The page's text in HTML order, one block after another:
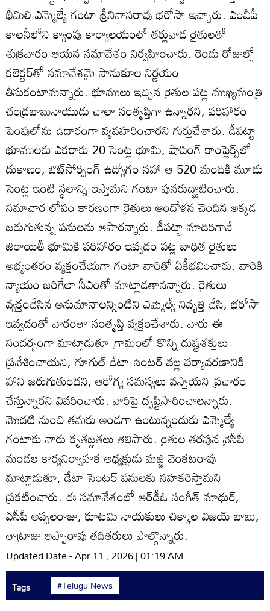
భీమిలి ఎమ్మెల్యే గంటా శ్రీనివాసరావు భరోసా ఇచ్చారు. ఎంవీపీ
కాలనీలోని క్యాంపు కార్యాలయంలో తర్లువాడ రైతులతో
శుక్రవారం ఆయన సమావేశం నిర్వహించారు. రెండు రోజుల్లో
కలెక్టర్‌తో సమావేశమై సానుకూల నిర్ణయం
తీసుకంటామన్నారు. భూములు ఇచ్చిన రైతుల పట్ల ముఖ్యమంత్రి
చంద్రబాబునాయుడు చాలా సంతృప్తిగా ఉన్నారని, పరిహారం
పెంపులోను ఉదారంగా వ్యవహరించారని గుర్తుచేశారు. డీపట్టా
భూములకు ఎకరాకు 20 సెంట్ల భూమి, షాపింగ్‌ కాంప్లెక్స్‌లో
దుకాణం, ఔట్‌సోర్సింగ్‌ ఉద్యోగం సహా ఆ 520 మందికి మూడు
సెంట్ల ఇంటి స్థలాన్ని ఇస్తామని గంటా పునరుద్ఘాటించారు.
సమాచార లోపం కారణంగా రైతులు ఆందోళన చెందిన అక్కడ
జరుగుతున్న పనులను ఆపారన్నారు. డీపట్టా మాదిరిగానే
జిరాయితీ భూమికి పరిహారం ఇవ్వడం పట్ల బాధిత రైతులు
అభ్యంతరం వ్యక్తంచేయగా గంటా వారితో ఏకీభవించారు. వారికి
న్యాయం జరిగేలా సీఎంతో మాట్లాడతానన్నారు. రైతులు
వ్యక్తంచేసిన అనుమానాలన్నింటిని ఎమ్మెల్యే నివృత్తి చేసి, భరోసా
ఇవ్వడంతో వారంతా సంతృప్తి వ్యక్తంచేశారు. వారు ఈ
సందర్భంగా మాట్లాడుతూ గ్రామంలో కొన్ని దుష్టశక్తులు
ప్రవేశించాయని, గూగుల్‌ డేటా సెంటర్‌ వల్ల పర్యావరణానికి
హాని జరుగుతుందని, ఆరోగ్య సమస్యలు వస్తాయని ప్రచారం
చేస్తున్నారని వివరించారు. వారిపై దృష్టిసారించాలన్నారు.
మొదటి నుంచి తమకు అండగా ఉంటున్నందుకు ఎమ్మెల్యే
గంటాకు వారు కృతజ్ఞతలు తెలిపారు. రైతుల తరపున వైసీపీ
మండల కార్యనిర్వాహక అధ్యక్షుడు మజ్జి వెంకటరావు
మాట్లాడుతూ, డేటా సెంటర్‌ పనులకు సహకరిస్తామని
ప్రకటించారు. ఈ సమావేశంలో ఆర్‌డీఓ సంగీత్‌ మాధుర్‌,
ఏసీపీ అప్పలరాజు, కూటమి నాయకులు చిక్కాల విజయ్‌ బాబు,
తాట్రాజు అప్పారావు తదితరులు పాల్గొన్నారు.
Updated Date - Apr 11 , 2026 | 01:19 AM
Tags #Telugu News